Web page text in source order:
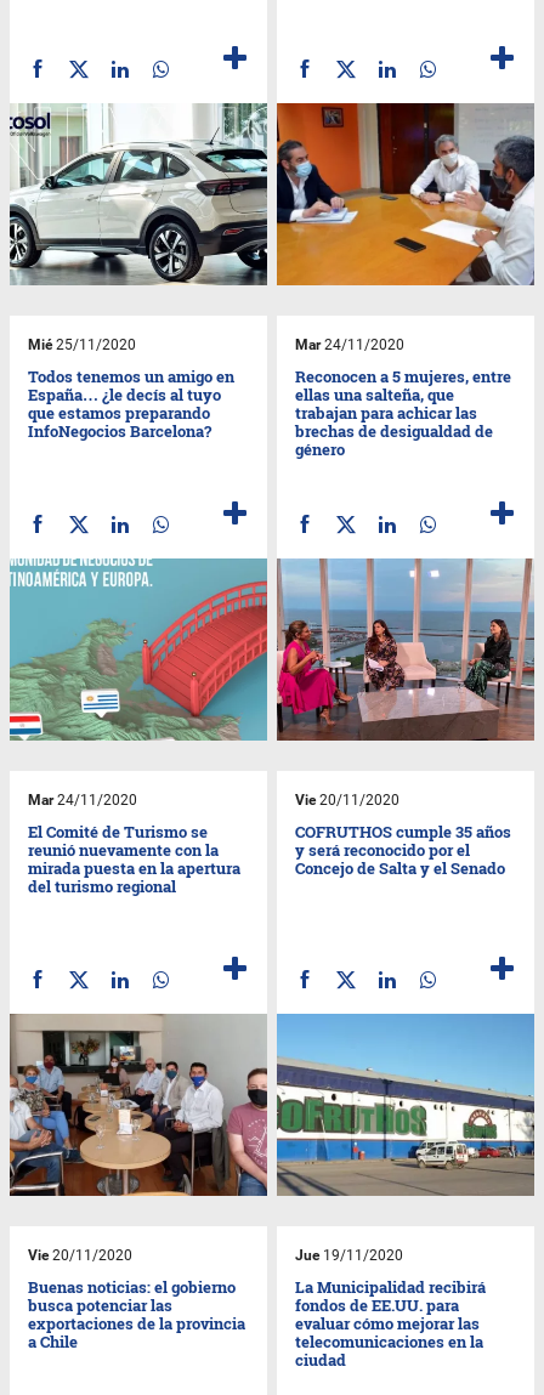
Mié25/11/2020
Todos tenemos un amigo en
España… ¿le decís al tuyo
que estamos preparando
InfoNegocios Barcelona?
Mar24/11/2020
Reconocen a 5 mujeres, entre
ellas una salteña, que
trabajan para achicar las
brechas de desigualdad de
género
Mar24/11/2020
El Comité de Turismo se
reunió nuevamente con la
mirada puesta en la apertura
del turismo regional
Vie20/11/2020
COFRUTHOS cumple 35 años
y será reconocido por el
Concejo de Salta y el Senado
Vie20/11/2020
Buenas noticias: el gobierno
busca potenciar las
exportaciones de la provincia
a Chile
Jue19/11/2020
La Municipalidad recibirá
fondos de EE.UU. para
evaluar cómo mejorar las
telecomunicaciones en la
ciudad